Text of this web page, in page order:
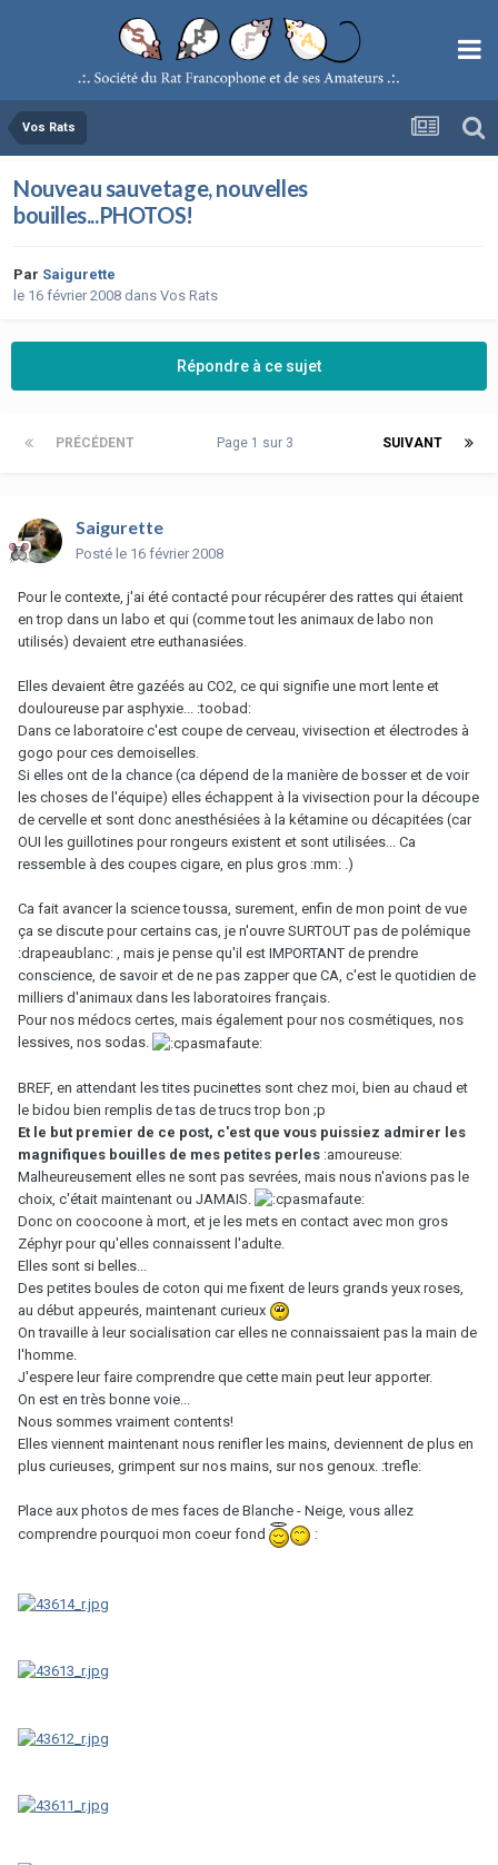
Vos Rats
Nouveau sauvetage, nouvelles
bouilles...PHOTOS!
Par Saigurette
le 16 février 2008 dans Vos Rats
Répondre à ce sujet
PRÉCÉDENT SUIVANT
Page 1 sur 3
Saigurette
Posté le 16 février 2008
Pour le contexte, j'ai été contacté pour récupérer des rattes qui étaient
en trop dans un labo et qui (comme tout les animaux de labo non
utilisés) devaient etre euthanasiées.
Elles devaient être gazéés au CO2, ce qui signifie une mort lente et
douloureuse par asphyxie... :toobad:
Dans ce laboratoire c'est coupe de cerveau, vivisection et électrodes à
gogo pour ces demoiselles.
Si elles ont de la chance (ca dépend de la manière de bosser et de voir
les choses de l'équipe) elles échappent à la vivisection pour la découpe
de cervelle et sont donc anesthésiées à la kétamine ou décapitées (car
OUI les guillotines pour rongeurs existent et sont utilisées... Ca
ressemble à des coupes cigare, en plus gros :mm: .)
Ca fait avancer la science toussa, surement, enfin de mon point de vue
ça se discute pour certains cas, je n'ouvre SURTOUT pas de polémique
:drapeaublanc: , mais je pense qu'il est IMPORTANT de prendre
conscience, de savoir et de ne pas zapper que CA, c'est le quotidien de
milliers d'animaux dans les laboratoires français.
Pour nos médocs certes, mais également pour nos cosmétiques, nos
lessives, nos sodas.
BREF, en attendant les tites pucinettes sont chez moi, bien au chaud et
le bidou bien remplis de tas de trucs trop bon ;p
Et le but premier de ce post, c'est que vous puissiez admirer les
magnifiques bouilles de mes petites perles :amoureuse:
Malheureusement elles ne sont pas sevrées, mais nous n'avions pas le
choix, c'était maintenant ou JAMAIS.
Donc on coocoone à mort, et je les mets en contact avec mon gros
Zéphyr pour qu'elles connaissent l'adulte.
Elles sont si belles...
Des petites boules de coton qui me fixent de leurs grands yeux roses,
au début appeurés, maintenant curieux
On travaille à leur socialisation car elles ne connaissaient pas la main de
l'homme.
J'espere leur faire comprendre que cette main peut leur apporter.
On est en très bonne voie...
Nous sommes vraiment contents!
Elles viennent maintenant nous renifler les mains, deviennent de plus en
plus curieuses, grimpent sur nos mains, sur nos genoux. :trefle:
Place aux photos de mes faces de Blanche - Neige, vous allez
comprendre pourquoi mon coeur fond
: